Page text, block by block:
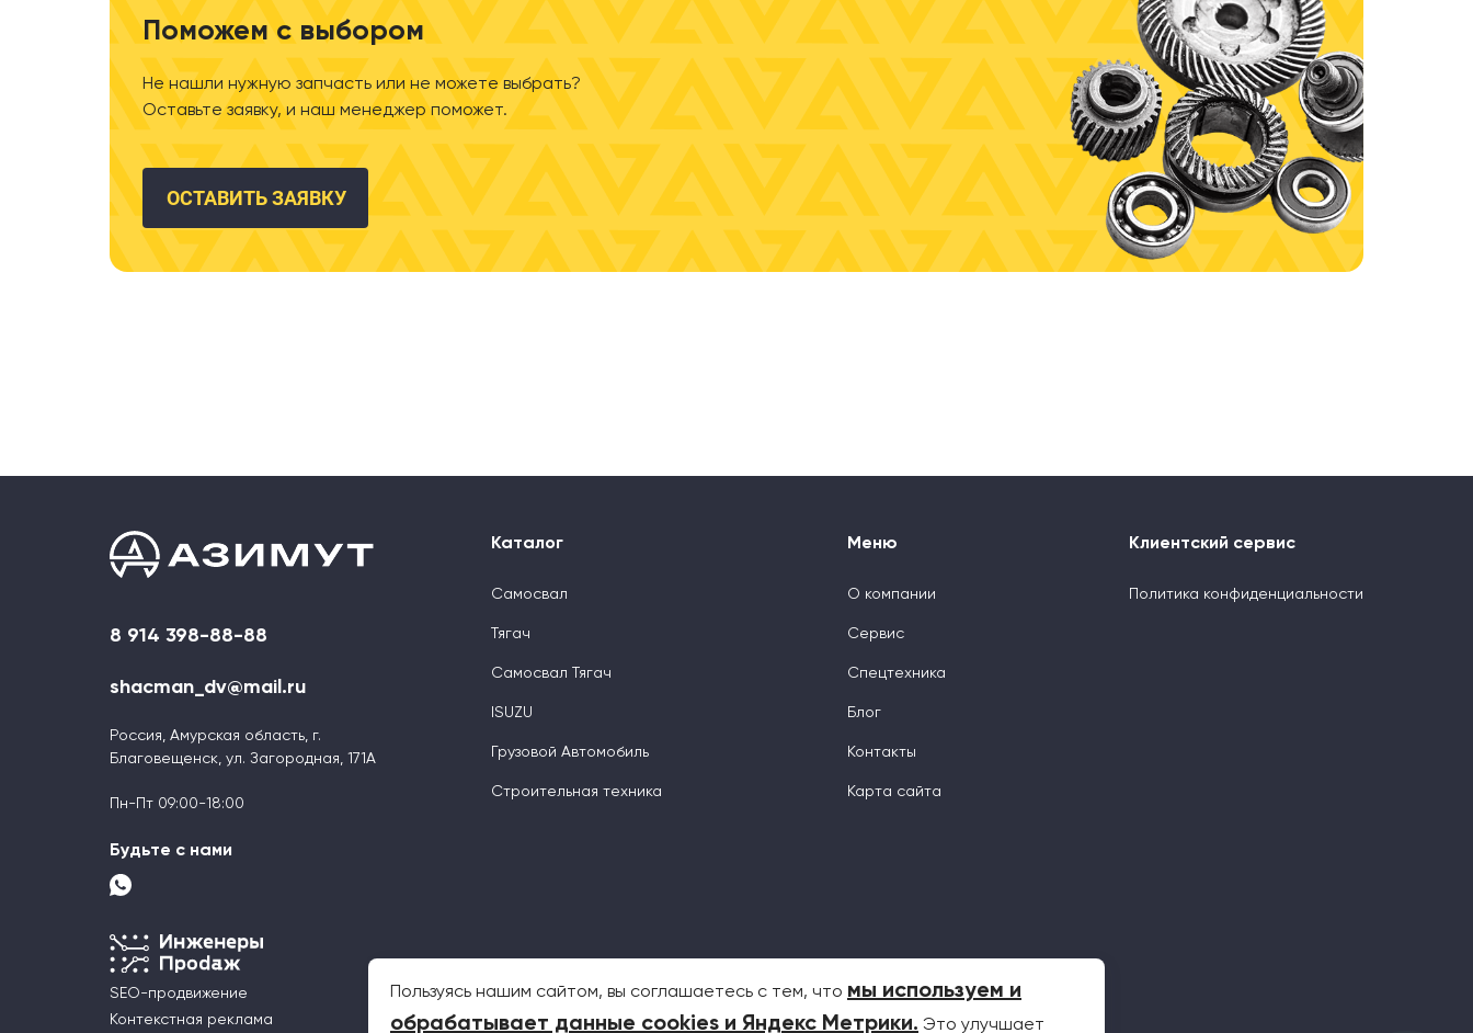
Поможем с выбором
Не нашли нужную запчасть или не можете выбрать?
Оставьте заявку, и наш менеджер поможет.
ОСТАВИТЬ ЗАЯВКУ
8 914 398-88-88
shacman_dv@mail.ru
Россия, Амурская область, г.
Благовещенск, ул. Загородная, 171А
Пн-Пт 09:00-18:00
Каталог
Самосвал
Тягач
Самосвал Тягач
ISUZU
Грузовой Автомобиль
Строительная техника
Меню
О компании
Сервис
Спецтехника
Блог
Контакты
Карта сайта
Клиентский сервис
Политика конфиденциальности
Будьте с нами
SEO-продвижение
Контекстная реклама
Пользуясь нашим сайтом, вы соглашаетесь с тем, что мы используем и
обрабатывает данные cookies и Яндекс Метрики. Это улучшает